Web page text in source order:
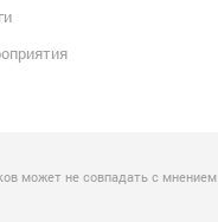
может не совпадать с